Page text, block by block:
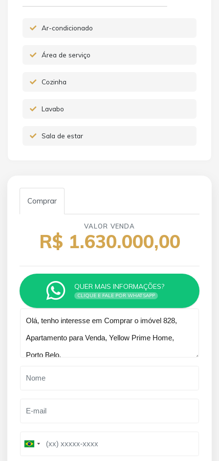
Ar-condicionado
Área de serviço
Cozinha
Lavabo
Sala de estar
Comprar
VALOR VENDA
R$ 1.630.000,00
QUER MAIS INFORMAÇÕES?
CLIQUE E FALE POR WHATSAPP
B